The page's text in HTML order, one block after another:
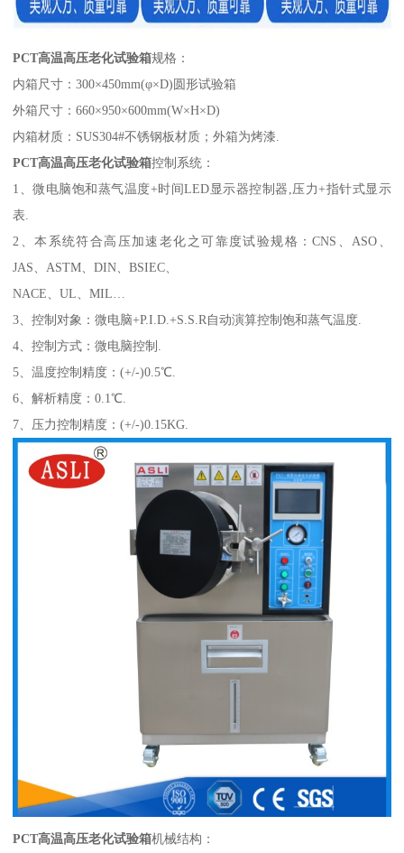
PCT高温高压老化试验箱规格：
内箱尺寸 ：300×450mm(φ×D)圆形试验箱
外箱尺寸 ：660×950×600mm(W×H×D)
内箱材质 ： SUS304#不锈钢板材质；外箱为烤漆.
PCT高温高压老化试验箱控制系统：
1 、微电脑饱和蒸气温度+时间LED显示器控制器,压力+指针式显示
表.
2 、本系统符合高压加速老化之可靠度试验规格 ：CNS、ASO、
JAS、ASTM、DIN、BSIEC、
NACE、UL、MIL…
3、控制对象 ：微电脑+P.I.D.+S.S.R自动演算控制饱和蒸气温度.
4、控制方式 ：微电脑控制 .
5、温度控制精度 ：(+/-)0.5℃.
6、解析精度 ：0.1℃.
7、 压力控制精度 ：(+/-)0.15KG.
PCT高温高压老化试验箱机械结构：